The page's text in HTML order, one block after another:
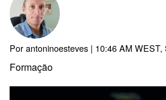
Porantoninoesteves | 10:46 AM
Formação